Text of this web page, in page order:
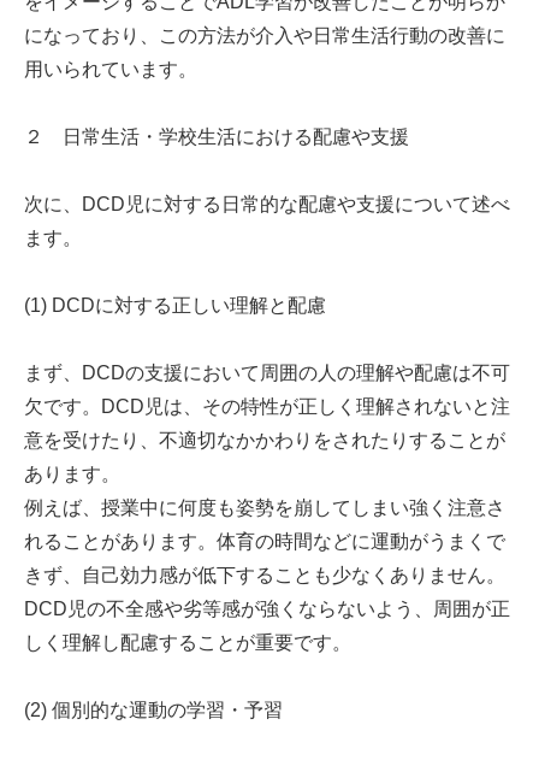
になっており、この方法が介入や日常生活行動の改善に
用いられています。
２ 日常生活・学校生活における配慮や支援
次に、DCD児に対する日常的な配慮や支援について述べ
ます。
(1) DCDに対する正しい理解と配慮
まず、DCDの支援において周囲の人の理解や配慮は不可
欠です。DCD児は、その特性が正しく理解されないと注
意を受けたり、不適切なかかわりをされたりすることが
あります。
例えば、授業中に何度も姿勢を崩してしまい強く注意さ
れることがあります。体育の時間などに運動がうまくで
きず、自己効力感が低下することも少なくありません。
DCD児の不全感や劣等感が強くならないよう、周囲が正
しく理解し配慮することが重要です。
(2) 個別的な運動の学習・予習